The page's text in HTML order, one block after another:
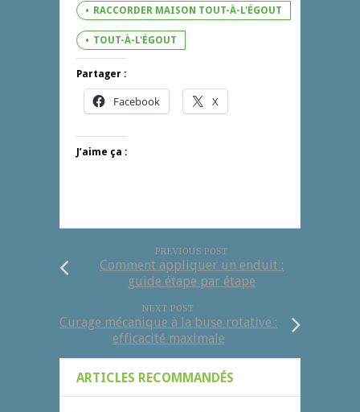
RACCORDER MAISON TOUT-À-L'ÉGOUT
TOUT-À-L'ÉGOUT
Partager :
Facebook X
J’aime ça :
PREVIOUS POST
Comment appliquer un enduit :
guide étape par étape
NEXT POST
Curage mécanique à la buse rotative :
efficacité maximale
ARTICLES RECOMMANDÉS